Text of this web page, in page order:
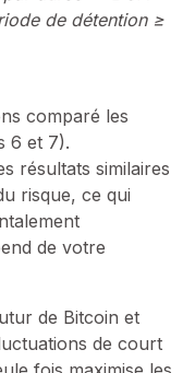
de détention ≥
comparé les
6 et 7).
résultats similaires
risque, ce qui
de votre
de Bitcoin et
de court